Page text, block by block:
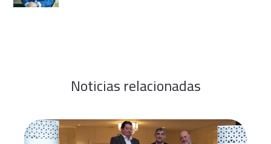
Noticias relacionadas